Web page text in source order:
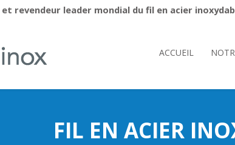
revendeur leader mondial du fil en acier
ACCUEIL
FIL EN ACIER